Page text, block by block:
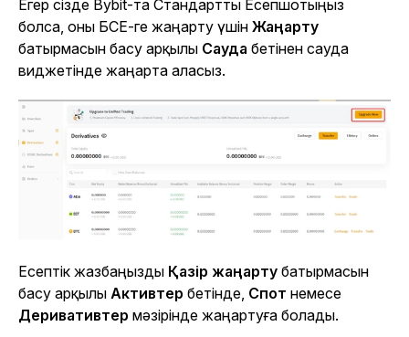
Егер сізде Bybit-та Стандартты Есепшотыңыз
болса, оны БСЕ-ге жаңарту үшін Жаңарту
батырмасын басу арқылы Сауда бетінен сауда
виджетінде жаңарта аласыз.
Есептік жазбаңызды Қазір жаңарту батырмасын
басу арқылы Активтер бетінде, Спот немесе
Деривативтер мәзірінде жаңартуға болады.